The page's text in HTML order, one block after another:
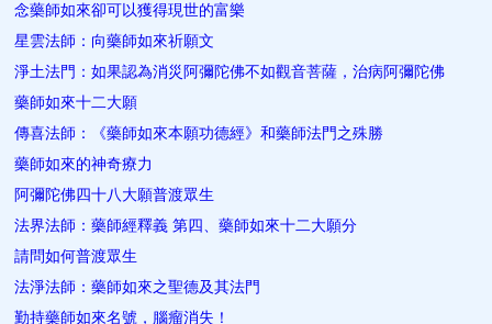
念藥師如來卻可以獲得現世的富樂
星雲法師：向藥師如來祈願文
淨土法門：如果認為消災阿彌陀佛不如觀音菩薩，治病阿彌陀佛
藥師如來十二大願
傳喜法師：《藥師如來本願功德經》和藥師法門之殊勝
藥師如來的神奇療力
阿彌陀佛四十八大願普渡眾生
法界法師：藥師經釋義 第四、藥師如來十二大願分
請問如何普渡眾生
法淨法師：藥師如來之聖德及其法門
勤持藥師如來名號，腦瘤消失！